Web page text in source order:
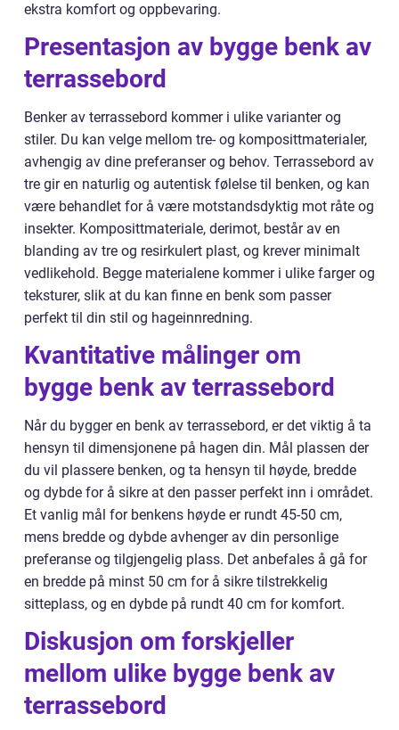
ekstra komfort og oppbevaring.
Presentasjon av bygge benk av
terrassebord
Benker av terrassebord kommer i ulike varianter og
stiler. Du kan velge mellom tre- og komposittmaterialer,
avhengig av dine preferanser og behov. Terrassebord av
tre gir en naturlig og autentisk følelse til benken, og kan
være behandlet for å være motstandsdyktig mot råte og
insekter. Komposittmateriale, derimot, består av en
blanding av tre og resirkulert plast, og krever minimalt
vedlikehold. Begge materialene kommer i ulike farger og
teksturer, slik at du kan finne en benk som passer
perfekt til din stil og hageinnredning.
Kvantitative målinger om
bygge benk av terrassebord
Når du bygger en benk av terrassebord, er det viktig å ta
hensyn til dimensjonene på hagen din. Mål plassen der
du vil plassere benken, og ta hensyn til høyde, bredde
og dybde for å sikre at den passer perfekt inn i området.
Et vanlig mål for benkens høyde er rundt 45-50 cm,
mens bredde og dybde avhenger av din personlige
preferanse og tilgjengelig plass. Det anbefales å gå for
en bredde på minst 50 cm for å sikre tilstrekkelig
sitteplass, og en dybde på rundt 40 cm for komfort.
Diskusjon om forskjeller
mellom ulike bygge benk av
terrassebord